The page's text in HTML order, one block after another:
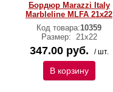
Бордюр Marazzi Italy
Marbleline MLFA 21х22
Код товара:10359
Размер: 21х22
347.00 руб. / шт.
В корзину